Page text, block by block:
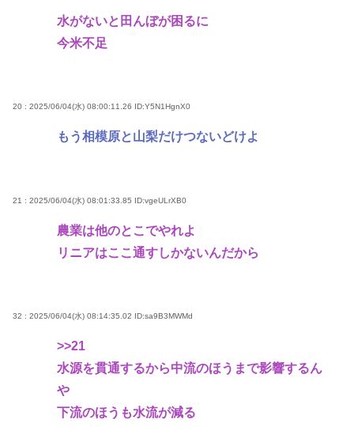
水がないと田んぼが困るに
今米不足
20 : 2025/06/04(水) 08:00:11.26 ID:Y5N1HgnX0
もう相模原と山梨だけつないどけよ
21 : 2025/06/04(水) 08:01:33.85 ID:vgeULrXB0
農業は他のとこでやれよ
リニアはここ通すしかないんだから
32 : 2025/06/04(水) 08:14:35.02 ID:sa9B3MWMd
>>21
水源を貫通するから中流のほうまで影響するん
や
下流のほうも水流が減る